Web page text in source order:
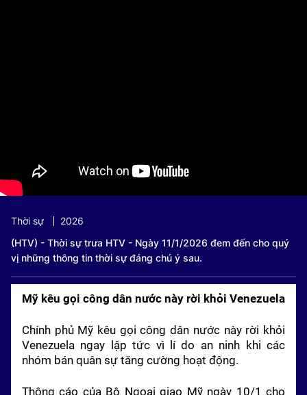
Thời sự
2026
(HTV) - Thời sự trưa HTV - Ngày 11/1/2026 đem đến cho quý
vị những thông tin thời sự đáng chú ý sau.
Mỹ kêu gọi công dân nước này rời khỏi Venezuela
Chính phủ Mỹ kêu gọi công dân nước này rời khỏi
Venezuela ngay lập tức vì lí do an ninh khi các
nhóm bán quân sự tăng cường hoạt động.
Thông cáo của Bộ Ngoại giao Mỹ ngày 10/1 cho